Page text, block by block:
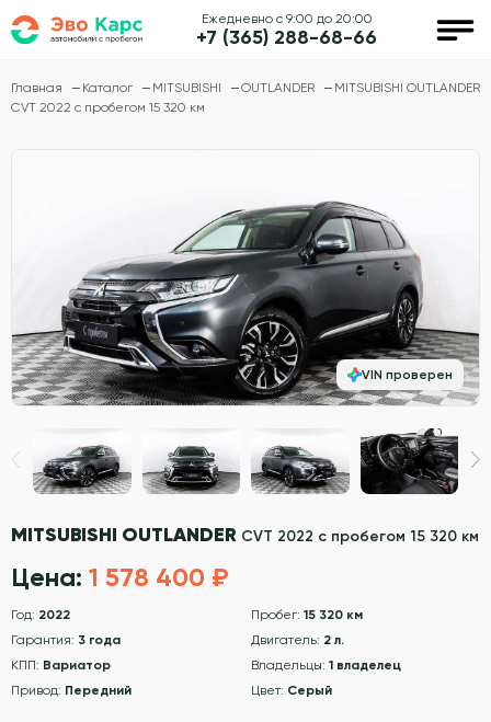
Ежедневно с 9:00 до 20:00
+7 (365) 288-68-66
Главная Каталог MITSUBISHI OUTLANDER
MITSUBISHI OUTLANDER
CVT 2022 с пробегом 15 320 км
MITSUBISHI OUTLANDER CVT 2022 с пробегом 15 320 км
Цена: 1 578 400 ₽
Год: 2022 Пробег: 15 320 км
Гарантия: 3 года Двигатель: 2 л.
КПП: Вариатор Владельцы: 1 владелец
Привод: Передний Цвет: Серый
VIN проверен